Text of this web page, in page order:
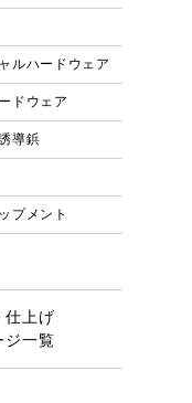
ルハードウェア
ドウェア
導鋲
プメント
仕上げ
ジ一覧